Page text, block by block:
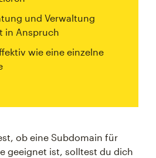
und Verwaltung
in Anspruch
wie eine einzelne
ob eine Subdomain für
geeignet ist, solltest du dich